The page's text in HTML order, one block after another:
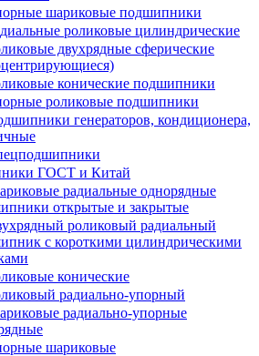
шариковые подшипники
роликовые цилиндрические
двухрядные сферические
конические подшипники
роликовые подшипники
генераторов, кондиционера,
ГОСТ и Китай
радиальные однорядные
открытые и закрытые
роликовый радиальный
с короткими цилиндрическими
конические
радиально-упорный
радиально-упорные
шариковые